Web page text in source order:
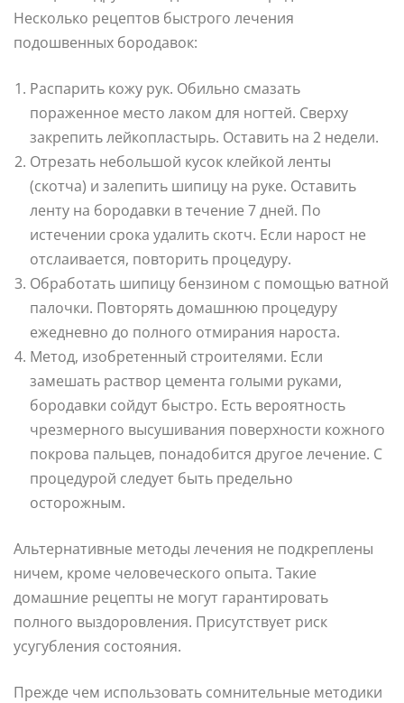
Несколько рецептов быстрого лечения
подошвенных бородавок:
Распарить кожу рук. Обильно смазать
пораженное место лаком для ногтей. Сверху
закрепить лейкопластырь. Оставить на 2 недели.
Отрезать небольшой кусок клейкой ленты
(скотча) и залепить шипицу на руке. Оставить
ленту на бородавки в течение 7 дней. По
истечении срока удалить скотч. Если нарост не
отслаивается, повторить процедуру.
Обработать шипицу бензином с помощью ватной
палочки. Повторять домашнюю процедуру
ежедневно до полного отмирания нароста.
Метод, изобретенный строителями. Если
замешать раствор цемента голыми руками,
бородавки сойдут быстро. Есть вероятность
чрезмерного высушивания поверхности кожного
покрова пальцев, понадобится другое лечение. С
процедурой следует быть предельно
осторожным.
Альтернативные методы лечения не подкреплены
ничем, кроме человеческого опыта. Такие
домашние рецепты не могут гарантировать
полного выздоровления. Присутствует риск
усугубления состояния.
Прежде чем использовать сомнительные методики